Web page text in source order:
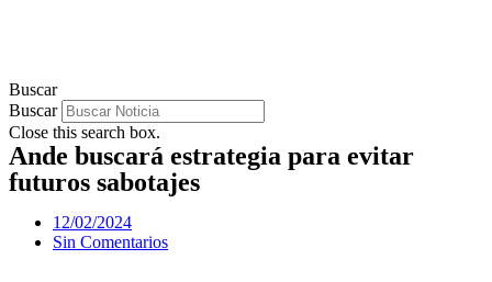
Buscar
Buscar
Close this search box.
Ande buscará estrategia para evitar
futuros sabotajes
12/02/2024
Sin Comentarios